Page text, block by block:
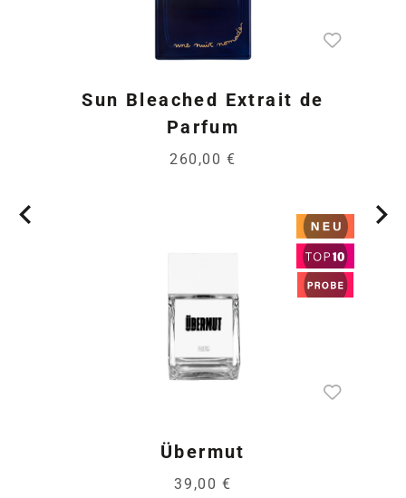
Sun Bleached Extrait de
Parfum
260,00 €
Übermut
39,00 €